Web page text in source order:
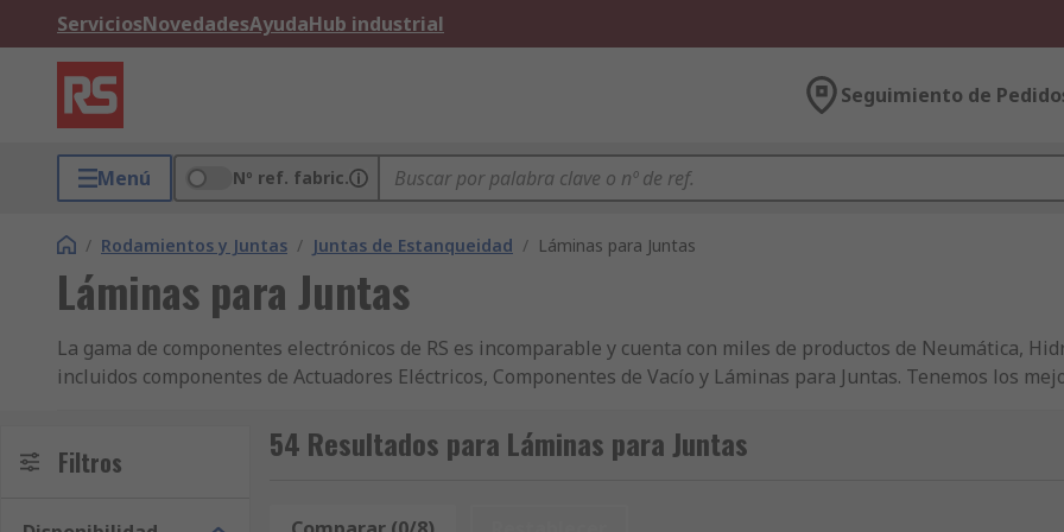
ServiciosNovedadesAyudaHub industrial
Seguimiento de
Menú Nº ref. fabric.
/ Rodamientos y Juntas / Juntas de Estanqueidad / Láminas para Juntas
Láminas para Juntas
La gama de componentes electrónicos de RS es incomparable y cuenta con miles de productos de Neumática,
incluidos componentes de Actuadores Eléctricos, Componentes de Vacío y Láminas para Juntas. Tenemos los
las empresas y los ingenieros de todo el mundo, que se suministran con el nivel más alto de calidad y con un
Los titulares de las cuentas comerciales se benefician de la entrega en 24/48 h en productos de Láminas para
ingenieros expertos para ofrecer información sobre el mantenimiento y el uso de sus compras de Transmisión
Filtros 54 Resultados para Láminas para Juntas